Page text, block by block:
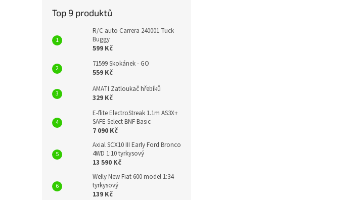
Top 9 produktů
R/C auto Carrera 240001 Tuck
Buggy
599 Kč
71599 Skokánek - GO
559 Kč
AMATI Zatloukač hřebíků
329 Kč
E-flite ElectroStreak 1.1m AS3X+
SAFE Select BNF Basic
7 090 Kč
Axial SCX10 III Early Ford Bronco
4WD 1:10 tyrkysový
13 590 Kč
Welly New Fiat 600 model 1:34
tyrkysový
139 Kč